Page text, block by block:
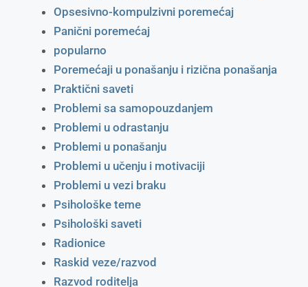
Opsesivno-kompulzivni poremećaj
Panični poremećaj
popularno
Poremećaji u ponašanju i rizična ponašanja
Praktični saveti
Problemi sa samopouzdanjem
Problemi u odrastanju
Problemi u ponašanju
Problemi u učenju i motivaciji
Problemi u vezi braku
Psihološke teme
Psihološki saveti
Radionice
Raskid veze/razvod
Razvod roditelja